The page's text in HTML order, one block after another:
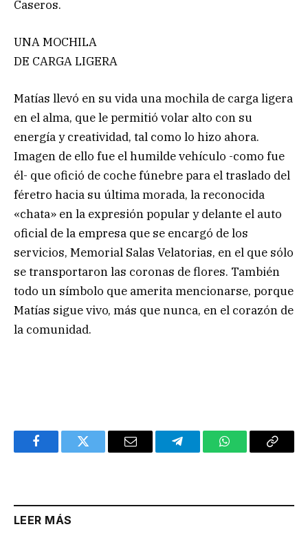
Caseros.
UNA MOCHILA
DE CARGA LIGERA
Matías llevó en su vida una mochila de carga ligera
en el alma, que le permitió volar alto con su
energía y creatividad, tal como lo hizo ahora.
Imagen de ello fue el humilde vehículo -como fue
él- que ofició de coche fúnebre para el traslado del
féretro hacia su última morada, la reconocida
«chata» en la expresión popular y delante el auto
oficial de la empresa que se encargó de los
servicios, Memorial Salas Velatorias, en el que sólo
se transportaron las coronas de flores. También
todo un símbolo que amerita mencionarse, porque
Matías sigue vivo, más que nunca, en el corazón de
la comunidad.
FacebookTwitter Email TelegramWhatsAppCopy
LEER MÁS